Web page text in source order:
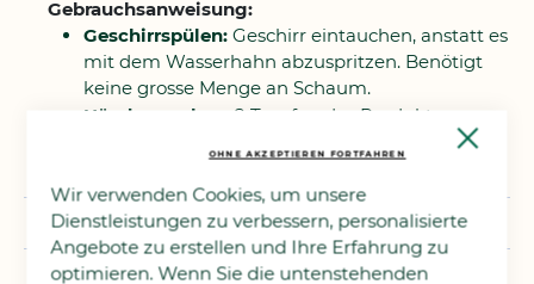
Close
Wir verwenden Cookies, um unsere
Dienstleistungen zu verbessern, personalisierte
Angebote zu erstellen und Ihre Erfahrung zu
optimieren. Wenn Sie die untenstehenden
OHNE AKZEPTIEREN FORTFAHREN
Geschirrspülen: Geschirr eintauchen, anstatt es
mit dem Wasserhahn abzuspritzen. Benötigt
keine grosse Menge an Schaum.
Händewaschen:
2 Tropfen des Produkts
Küche
1 L